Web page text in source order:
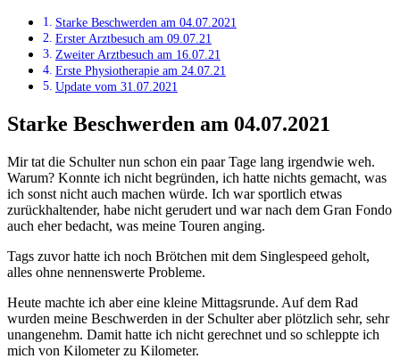
Starke Beschwerden am 04.07.2021
Erster Arztbesuch am 09.07.21
Zweiter Arztbesuch am 16.07.21
Erste Physiotherapie am 24.07.21
Update vom 31.07.2021
Starke Beschwerden am 04.07.2021
Mir tat die Schulter nun schon ein paar Tage lang irgendwie weh.
Warum? Konnte ich nicht begründen, ich hatte nichts gemacht, was
ich sonst nicht auch machen würde. Ich war sportlich etwas
zurückhaltender, habe nicht gerudert und war nach dem Gran Fondo
auch eher bedacht, was meine Touren anging.
Tags zuvor hatte ich noch Brötchen mit dem Singlespeed geholt,
alles ohne nennenswerte Probleme.
Heute machte ich aber eine kleine Mittagsrunde. Auf dem Rad
wurden meine Beschwerden in der Schulter aber plötzlich sehr, sehr
unangenehm. Damit hatte ich nicht gerechnet und so schleppte ich
mich von Kilometer zu Kilometer.